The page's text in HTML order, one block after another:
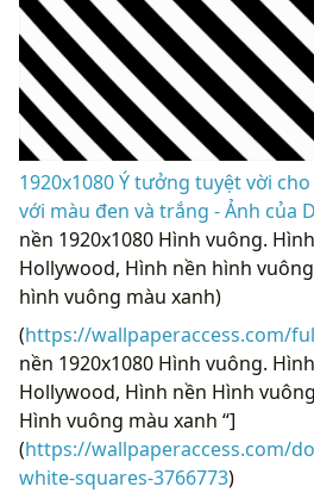
1920x1080 Ý tưởng tuyệt vời
với màu đen và trắng - Ảnh của
nền 1920x1080 Hình vuông.
Hollywood, Hình nền hình
hình vuông màu xanh)
(https://wallpaperaccess.com/
nền 1920x1080 Hình vuông.
Hollywood, Hình nền Hình
Hình vuông màu xanh “]
(https://wallpaperaccess.com/
white-squares-3766773)